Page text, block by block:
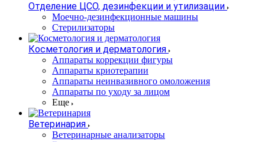
Отделение ЦСО, дезинфекции и утилизации
Моечно-дезинфекционные машины
Стерилизаторы
Косметология и дерматология
Аппараты коррекции фигуры
Аппараты криотерапии
Аппараты неинвазивного омоложения
Аппараты по уходу за лицом
Еще
Ветеринария
Ветеринарные анализаторы